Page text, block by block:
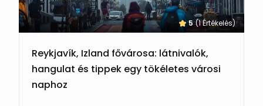
5 (1 Értékelés)
Reykjavík, Izland fővárosa: látnivalók,
hangulat és tippek egy tökéletes városi
naphoz